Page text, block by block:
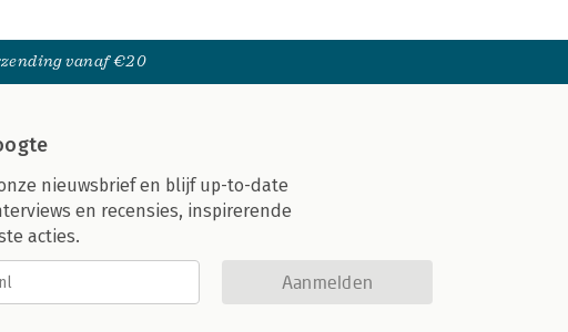
vanaf €20
nieuwsbrief en blijf up-to-date
en recensies, inspirerende
acties.
Aanmelden